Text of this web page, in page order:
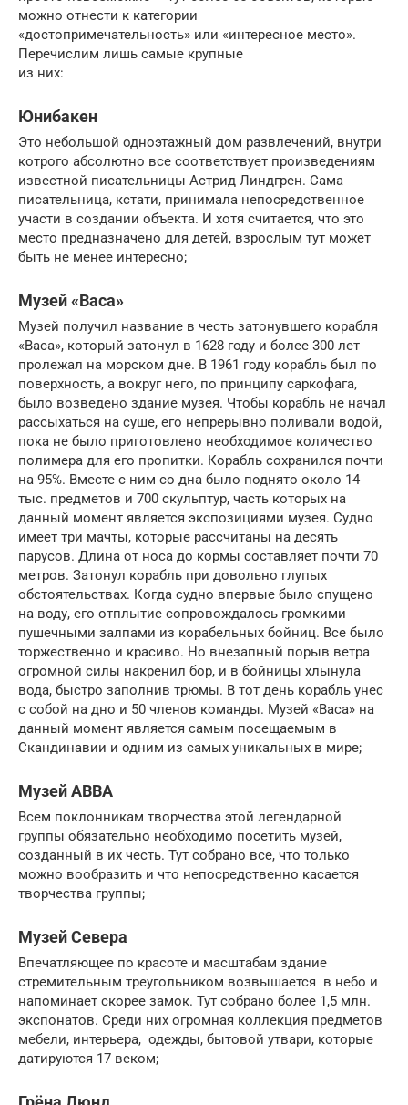
можно отнести к категории
«достопримечательность» или «интересное место».
Перечислим лишь самые крупные
из них:
Юнибакен
Это небольшой одноэтажный дом развлечений, внутри
котрого абсолютно все соответствует произведениям
известной писательницы Астрид Линдгрен. Сама
писательница, кстати, принимала непосредственное
участи в создании объекта. И хотя считается, что это
место предназначено для детей, взрослым тут может
быть не менее интересно;
Музей «Васа»
Музей получил название в честь затонувшего корабля
«Васа», который затонул в 1628 году и более 300 лет
пролежал на морском дне. В 1961 году корабль был по
поверхность, а вокруг него, по принципу саркофага,
было возведено здание музея. Чтобы корабль не начал
рассыхаться на суше, его непрерывно поливали водой,
пока не было приготовлено необходимое количество
полимера для его пропитки. Корабль сохранился почти
на 95%. Вместе с ним со дна было поднято около 14
тыс. предметов и 700 скульптур, часть которых на
данный момент является экспозициями музея. Судно
имеет три мачты, которые рассчитаны на десять
парусов. Длина от носа до кормы составляет почти 70
метров. Затонул корабль при довольно глупых
обстоятельствах. Когда судно впервые было спущено
на воду, его отплытие сопровождалось громкими
пушечными залпами из корабельных бойниц. Все было
торжественно и красиво. Но внезапный порыв ветра
огромной силы накренил бор, и в бойницы хлынула
вода, быстро заполнив трюмы. В тот день корабль унес
с собой на дно и 50 членов команды. Музей «Васа» на
данный момент является самым посещаемым в
Скандинавии и одним из самых уникальных в мире;
Музей ABBA
Всем поклонникам творчества этой легендарной
группы обязательно необходимо посетить музей,
созданный в их честь. Тут собрано все, что только
можно вообразить и что непосредственно касается
творчества группы;
Музей Севера
Впечатляющее по красоте и масштабам здание
стремительным треугольником возвышается в небо и
напоминает скорее замок. Тут собрано более 1,5 млн.
экспонатов. Среди них огромная коллекция предметов
мебели, интерьера, одежды, бытовой утвари, которые
датируются 17 веком;